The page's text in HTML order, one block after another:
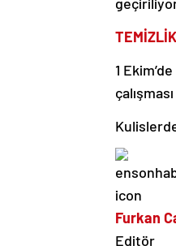
1
Furkan
Editör